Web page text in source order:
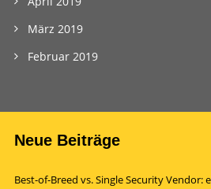
März 2019
Februar 2019
Neue Beiträge
Best-of-Breed vs. Single Security Vendor: